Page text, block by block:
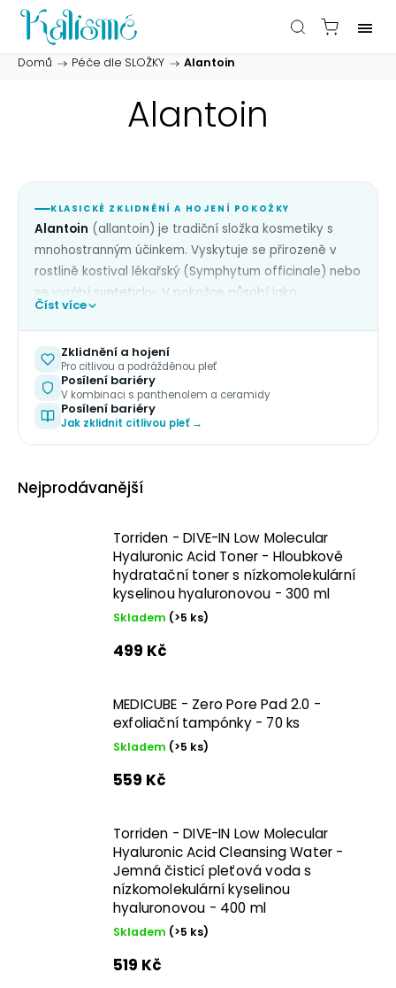
Domů / Péče dle SLOŽKY / Alantoin
Alantoin
KLASICKÉ ZKLIDNĚNÍ A HOJENÍ POKOŽKY
Alantoin (allantoin) je tradiční složka kosmetiky s
mnohostranným účinkem. Vyskytuje se přirozeně v
rostlině kostival lékařský (Symphytum officinale) nebo
se vyrábí synteticky. V pokožce působí jako
zklidňující, hojivá a hydratační složka
zarudnutí a podráždění, podporuje regeneraci
pokožky, jemně podporuje obnovu povrchové vrstvy a
posiluje kožní bariéru. Je výborně tolerován i citlivou
nebo podrážděnou pletí, ekzémovou pokožkou nebo
dětskou pletí, často se proto kombinuje s
panthenolem aceramidyv přípravcích pro citlivou
balzámech a hojivých přípravcích, často v kombinaci s
najdete na blogu.
Číst více
Zklidnění a hojení
Pro citlivou a podrážděnou pleť
Posílení bariéry
V kombinaci s panthenolem a ceramidy
Posílení bariéry
Jak zklidnit citlivou pleť →
Nejprodávanější
Torriden - DIVE-IN Low Molecular
Hyaluronic Acid Toner - Hloubkově
hydratační toner s nízkomolekulární
kyselinou hyaluronovou - 300 ml
Skladem (>5 ks)
499 Kč
MEDICUBE - Zero Pore Pad 2.0 -
exfoliační tampónky - 70 ks
Skladem (>5 ks)
559 Kč
Torriden - DIVE-IN Low Molecular
Hyaluronic Acid Cleansing Water -
Jemná čisticí pleťová voda s
nízkomolekulární kyselinou
hyaluronovou - 400 ml
Skladem (>5 ks)
519 Kč